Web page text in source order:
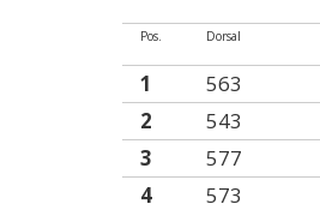
Pos. Dorsal
1 563
2
543
3
577
4
573